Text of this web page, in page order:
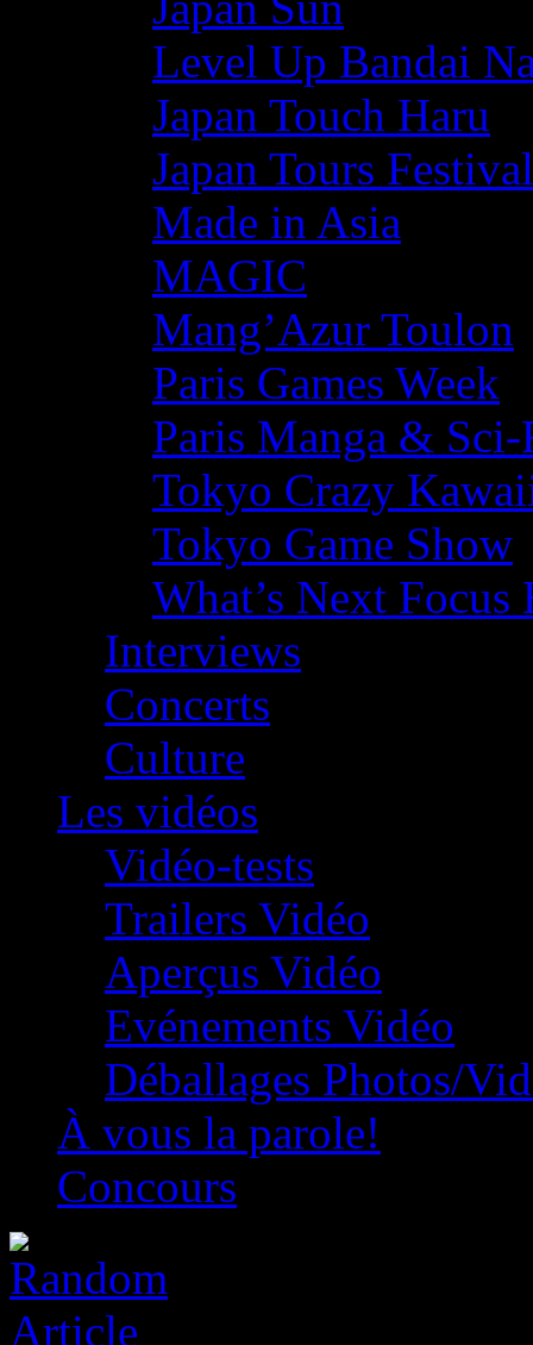
Level Up Bandai
Japan Touch Haru
Japan Tours Festival
Made in Asia
MAGIC
Mang’Azur Toulon
Paris Games Week
Paris Manga &
Tokyo Crazy
Tokyo Game Show
What’s Next
Interviews
Concerts
Culture
Les vidéos
Vidéo-tests
Trailers Vidéo
Aperçus Vidéo
Evénements Vidéo
Déballages Photos/
À vous la parole!
Concours